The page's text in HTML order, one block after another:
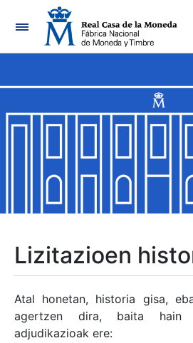
Nabigazioa
Erakutsi/Ezkutatu
Erakutsi/Ezkutatu
Erakutsi/Ezkutatu
Erakutsi/Ezkutatu
Lizitazioen
Atal honetan, historia gisa,
agertzen dira, baita
adjudikazioak ere: